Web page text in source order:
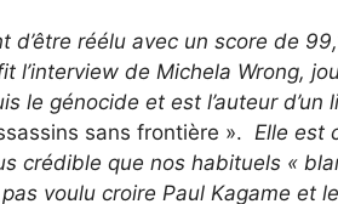
réélu avec un score de
l’interview de Michela Wrong,
le génocide et est l’auteur d’un
sans frontière ». Elle est
crédible que nos habituels «
voulu croire Paul Kagame et